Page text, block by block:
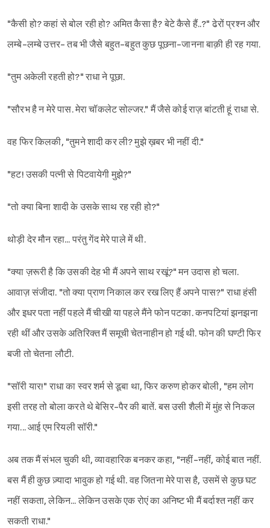
"कैसी हो? कहां से बोल रही हो? अमित कैसा है? बेटे कैसे हैं..?" ढेरों प्रश्न और
लम्बे-लम्बे उत्तर- तब भी जैसे बहुत-बहुत कुछ पूछना-जानना बाक़ी ही रह गया.
"तुम अकेली रहती हो?" राधा ने पूछा.
"सौरभ है न मेरे पास. मेरा चॉकलेट सोल्जर." मैं जैसे कोई राज़ बांटती हूं राधा से.
वह फिर किलकी, "तुमने शादी कर ली? मुझे ख़बर भी नहीं दी."
"हट! उसकी पत्नी से पिटवायेगी मुझे?"
"तो क्या बिना शादी के उसके साथ रह रही हो?"
थोड़ी देर मौन रहा... परंतु गेंद मेरे पाले में थी.
"क्या ज़रूरी है कि उसकी देह भी मैं अपने साथ रखूं?" मन उदास हो चला.
आवाज़ संजीदा. "तो क्या प्राण निकाल कर रख लिए हैं अपने पास?" राधा हंसी
और इधर पता नहीं पहले मैं चीखी या पहले मैंने फोन पटका. कनपटियां झनझना
रही थीं और उसके अतिरिक्त मैं समूची चेतनाहीन हो गई थी. फोन की घण्टी फिर
बजी तो चेतना लौटी.
"सॉरी यार!" राधा का स्वर शर्म से डूबा था, फिर करुण होकर बोली, "हम लोग
इसी तरह तो बोला करते थे बेसिर-पैर की बातें. बस उसी शैली में मुंह से निकल
गया... आई एम रियली सॉरी."
अब तक मैं संभल चुकी थी, व्यावहारिक बनकर कहा, "नहीं-नहीं, कोई बात नहीं.
बस मैं ही कुछ ज़्यादा भावुक हो गई थी. वह जितना मेरे पास है, उसमें से कुछ घट
नहीं सकता, लेकिन... लेकिन उसके एक रोएं का अनिष्ट भी मैं बर्दाश्त नहीं कर
सकती राधा."